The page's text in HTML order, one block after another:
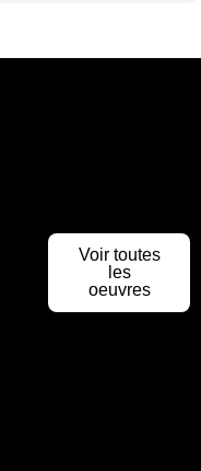
Voir toutes
les
oeuvres